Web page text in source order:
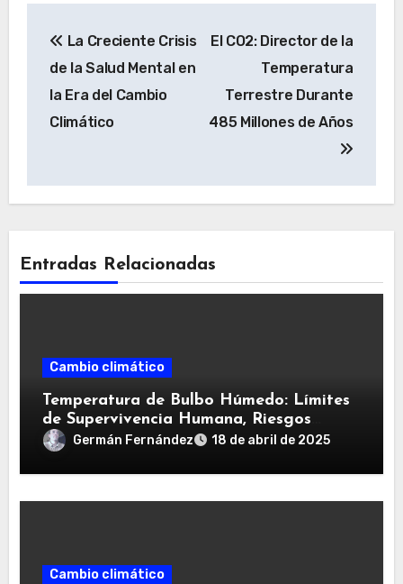
de
entradas
La Creciente Crisis
de la Salud Mental en
la Era del Cambio
Climático
El CO2: Director de la
Temperatura
Terrestre Durante
485 Millones de Años
Entradas Relacionadas
Cambio climático
Temperatura de Bulbo Húmedo: Límites
de Supervivencia Humana, Riesgos
Climáticos Futuros y Estrategias de
Germán Fernández 18 de abril de 2025
Cambio climático